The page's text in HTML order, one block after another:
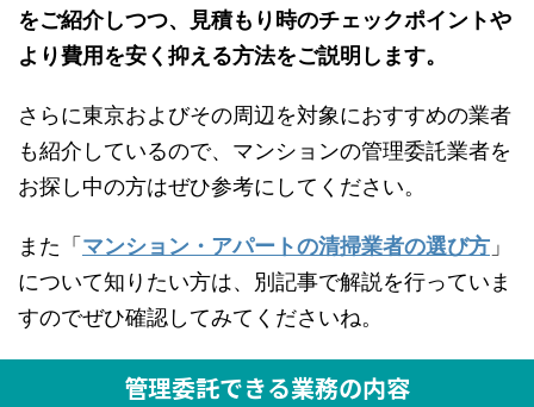
をご紹介しつつ、見積もり時のチェックポイントや
より費用を安く抑える方法をご説明します。
さらに東京およびその周辺を対象におすすめの業者
も紹介しているので、マンションの管理委託業者を
お探し中の方はぜひ参考にしてください。
また「 マンション・アパートの清掃業者の選び方 」
について知りたい方は、別記事で解説を行っていま
すのでぜひ確認してみてくださいね。
管理委託できる業務の内容